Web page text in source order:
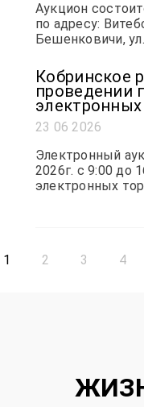
Аукцион
по адресу:
Бешенковичи,
Кобринское
проведении
электронных
23 06 2026
Электронный
2026г. с 9:00 до
электронных
1 2 3 4